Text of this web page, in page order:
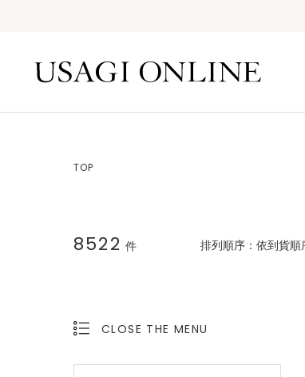
TOP
8522 件 排列順序： 依到貨順
CLOSE THE MENU